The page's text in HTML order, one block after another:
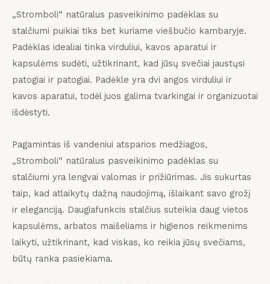
„Stromboli“ natūralus pasveikinimo padėklas su
stalčiumi puikiai tiks bet kuriame viešbučio kambaryje.
Padėklas idealiai tinka virduliui, kavos aparatui ir
kapsulėms sudėti, užtikrinant, kad jūsų svečiai jaustųsi
patogiai ir patogiai. Padėkle yra dvi angos virduliui ir
kavos aparatui, todėl juos galima tvarkingai ir organizuotai
išdėstyti.
Pagamintas iš vandeniui atsparios medžiagos,
„Stromboli“ natūralus pasveikinimo padėklas su
stalčiumi yra lengvai valomas ir prižiūrimas. Jis sukurtas
taip, kad atlaikytų dažną naudojimą, išlaikant savo grožį
ir eleganciją. Daugiafunkcis stalčius suteikia daug vietos
kapsulėms, arbatos maišeliams ir higienos reikmenims
laikyti, užtikrinant, kad viskas, ko reikia jūsų svečiams,
būtų ranka pasiekiama.